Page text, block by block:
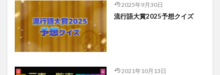
2025年9月30日
流行語大賞2025予想クイズ
2021年10月13日